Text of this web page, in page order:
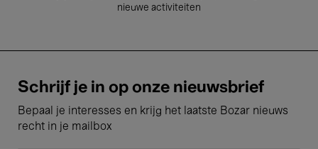
nieuwe activiteiten
Schrijf je in op onze nieuwsbrief
Bepaal je interesses en krijg het laatste Bozar nieuws
recht in je mailbox